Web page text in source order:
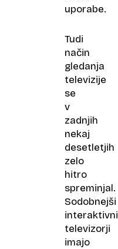
uporabe.
Tudi
način
gledanja
televizije
se
v
zadnjih
nekaj
desetletjih
zelo
hitro
spreminjal.
Sodobnejši
interaktivni
televizorji
imajo